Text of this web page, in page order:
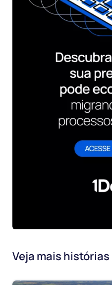
Veja mais